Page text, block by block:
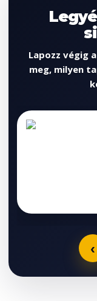
Lapozz végig
meg, milyen
‹